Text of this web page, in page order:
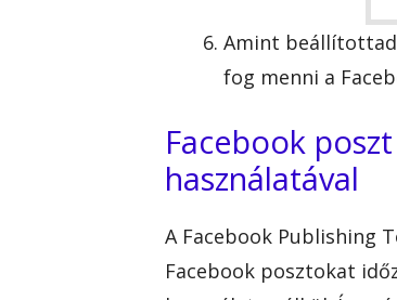
Amint
fog menni a
Facebook
használatával
A Facebook Publishing
Facebook posztokat